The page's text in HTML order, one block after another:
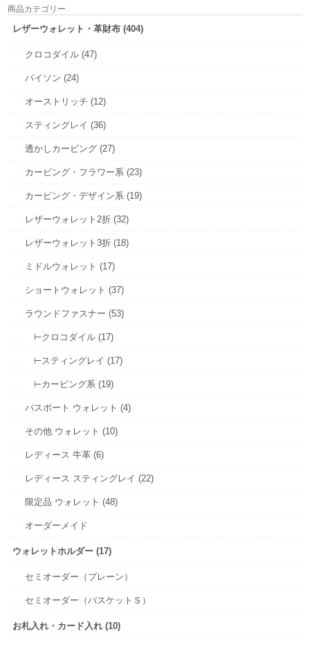
商品カテゴリー
レザーウォレット・革財布 (404)
クロコダイル (47)
パイソン (24)
オーストリッチ (12)
スティングレイ (36)
透かしカービング (27)
カービング・フラワー系 (23)
カービング・デザイン系 (19)
レザーウォレット2折 (32)
レザーウォレット3折 (18)
ミドルウォレット (17)
ショートウォレット (37)
ラウンドファスナー (53)
⊢クロコダイル (17)
⊢スティングレイ (17)
⊢カービング系 (19)
パスポート ウォレット (4)
その他 ウォレット (10)
レディース 牛革 (6)
レディース スティングレイ (22)
限定品 ウォレット (48)
オーダーメイド
ウォレットホルダー (17)
セミオーダー（プレーン）
セミオーダー（バスケットＳ）
お札入れ・カード入れ (10)